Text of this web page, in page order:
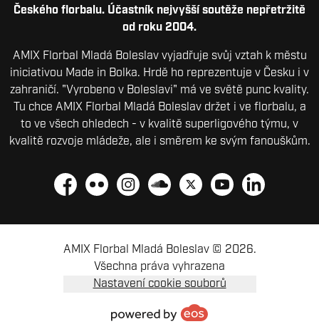
Českého florbalu. Účastník nejvyšší soutěže nepřetržitě
od roku 2004.
AMIX Florbal Mladá Boleslav vyjadřuje svůj vztah k městu
iniciativou Made in Bolka. Hrdě ho reprezentuje v Česku i v
zahraničí. "Vyrobeno v Boleslavi" má ve světě punc kvality.
Tu chce AMIX Florbal Mladá Boleslav držet i ve florbalu, a
to ve všech ohledech - v kvalitě superligového týmu, v
kvalitě rozvoje mládeže, ale i směrem ke svým fanouškům.
Facebook
Flickr InstagramSoundcloudPlatform XYouTubeLinkedIn
AMIX Florbal Mladá Boleslav © 2026.
Všechna práva vyhrazena
Nastavení cookie souborů